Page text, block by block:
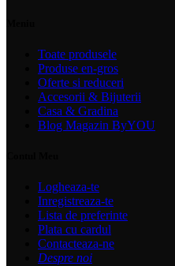
Toate produsele
Produse en-gros
Oferte si reduceri
Accesorii & Bijuterii
Casa & Gradina
Blog Magazin ByYOU
Logheaza-te
Inregistreaza-te
Lista de preferinte
Plata cu cardul
Contacteaza-ne
Despre noi